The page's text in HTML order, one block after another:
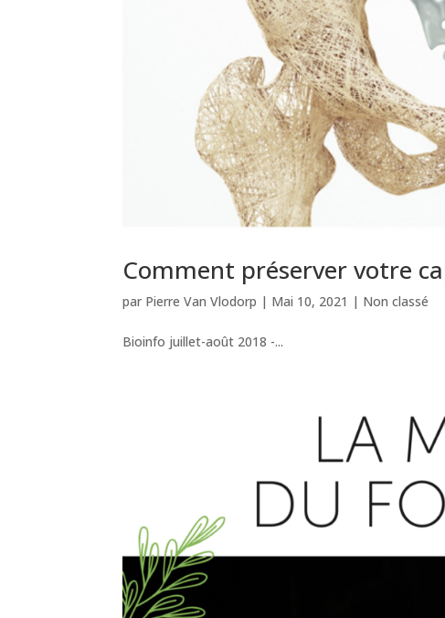
Comment préserver votre
par Pierre Van Vlodorp | Mai 10, 2021 | Non classé
Bioinfo juillet-août 2018 -...